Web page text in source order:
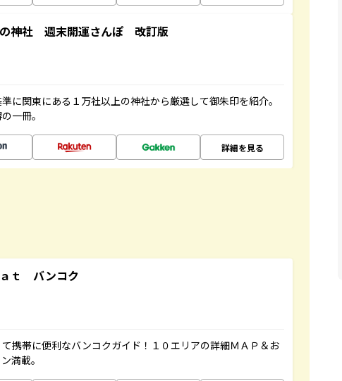
神社 週末開運さんぽ 改訂版
に関東にある１万社以上の神社から厳選して御朱印を紹介。
一冊。
詳細を見る
ｔ バンコク
携帯に便利なバンコクガイド！１０エリアの詳細ＭＡＰ＆お
満載。